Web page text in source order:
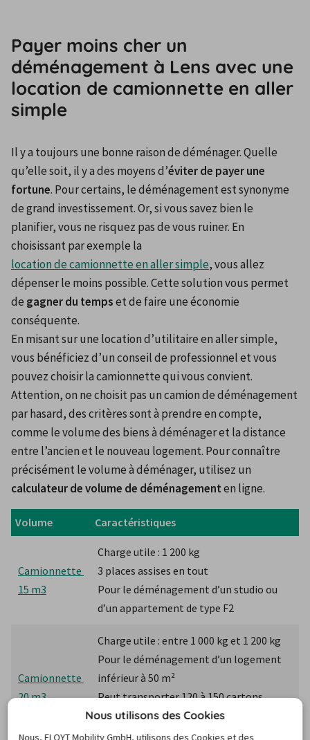
Payer moins cher un
déménagement à Lens avec une
location de camionnette en aller
simple
Il y a toujours une bonne raison de déménager. Quelle
qu’elle soit, il y a des moyens d’éviter de payer une
fortune. Pour certains, le déménagement est synonyme
de grand investissement. Or, si vous savez bien le
planifier, vous ne risquez pas de vous ruiner. En
choisissant par exemple la
location de camionnette en aller simple, vous allez
dépenser le moins possible. Cette solution vous permet
de gagner du temps et de faire une économie
conséquente.
En misant sur une location d’utilitaire en aller simple,
vous bénéficiez d’un conseil de professionnel et vous
pouvez choisir la camionnette qui vous convient.
Attention, on ne choisit pas un camion de déménagement
par hasard, des critères sont à prendre en compte,
comme le volume des biens à déménager et la distance
entre l’ancien et le nouveau logement. Pour connaître
calculateur de volume de déménagement en ligne.
Volume Caractéristiques
Camionnette
15 m3
Charge utile : 1 200 kg
3 places assises en tout
Pour le déménagement d’un studio ou
d’un appartement de type F2
Camionnette
20 m3
Charge utile : entre 1 000 kg et 1 200 kg
Pour le déménagement d’un logement
inférieur à 50 m²
Peut transporter 120 à 150 cartons
Possibipté de le conduire avec un permis
B
Nous utilisons des Cookies
Nous, FLOYT Mobility GmbH, utilisons des Cookies et des